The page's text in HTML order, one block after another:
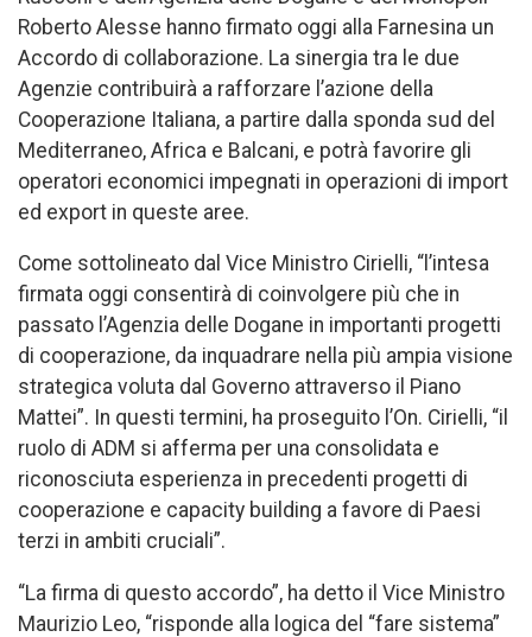
Roberto Alesse hanno firmato oggi alla Farnesina un
Accordo di collaborazione. La sinergia tra le due
Agenzie contribuirà a rafforzare l’azione della
Cooperazione Italiana, a partire dalla sponda sud del
Mediterraneo, Africa e Balcani, e potrà favorire gli
operatori economici impegnati in operazioni di import
ed export in queste aree.
Come sottolineato dal Vice Ministro Cirielli, “l’intesa
firmata oggi consentirà di coinvolgere più che in
passato l’Agenzia delle Dogane in importanti progetti
di cooperazione, da inquadrare nella più ampia visione
strategica voluta dal Governo attraverso il Piano
Mattei”. In questi termini, ha proseguito l’On. Cirielli, “il
ruolo di ADM si afferma per una consolidata e
riconosciuta esperienza in precedenti progetti di
cooperazione e capacity building a favore di Paesi
terzi in ambiti cruciali”.
“La firma di questo accordo”, ha detto il Vice Ministro
Maurizio Leo, “risponde alla logica del “fare sistema”